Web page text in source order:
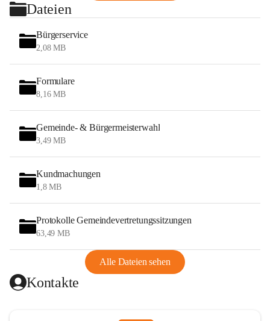
Dateien
Bürgerservice
2,08 MB
Formulare
8,16 MB
Gemeinde- & Bürgermeisterwahl
3,49 MB
Kundmachungen
1,8 MB
Protokolle Gemeindevertretungssitzungen
63,49 MB
Alle Dateien sehen
Kontakte